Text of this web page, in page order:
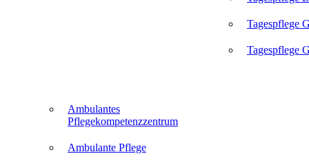
Ambulantes
Pflegekompetenzzentrum
Ambulante Pflege
Tagespflege
Tagespflege